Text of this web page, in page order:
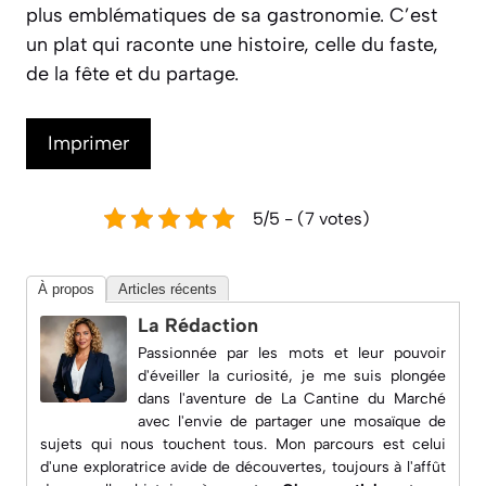
plus emblématiques de sa gastronomie. C’est
un plat qui raconte une histoire, celle du faste,
de la fête et du partage.
Imprimer
5/5 - (7 votes)
À propos Articles récents
La Rédaction
Passionnée par les mots et leur pouvoir
d'éveiller la curiosité, je me suis plongée
dans l'aventure de La Cantine du Marché
avec l'envie de partager une mosaïque de
sujets qui nous touchent tous. Mon parcours est celui
d'une exploratrice avide de découvertes, toujours à l'affût